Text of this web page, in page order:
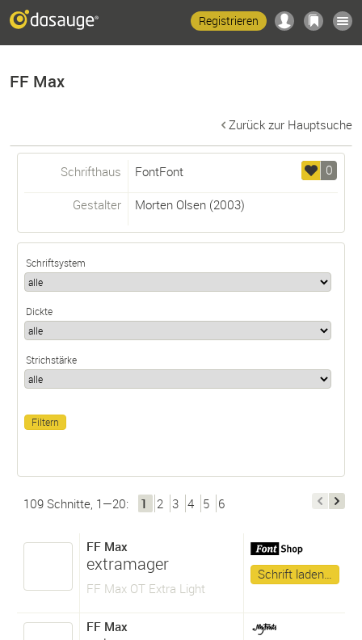
Registrieren
FF Max
Zurück zur Hauptsuche
0
Schrifthaus FontFont
Gestalter Morten Olsen(2003)
Schriftsystem
Dickte
Strichstärke
109 Schnitte, 1—20: 1 2 3 4 5 6
FF Max
extramager
FF Max OT Extra Light
Schrift laden…
FF Max